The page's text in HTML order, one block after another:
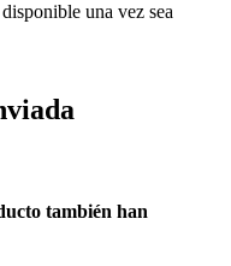
una vez sea
también han